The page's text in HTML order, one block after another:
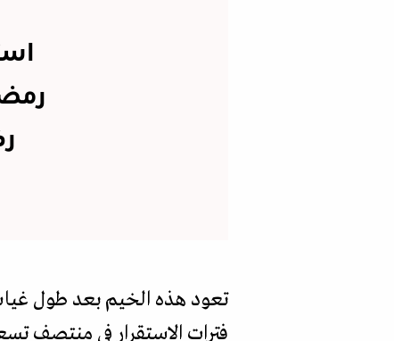
تعود هذه الخيم بعد طول غياب
فترات الاستقرار في منتصف